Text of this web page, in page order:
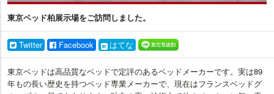
東京ベッド柏展示場をご訪問しました。
Twitter Facebook はてな
東京ベッドは高品質なベッドで定評のあるベッドメーカーです。実は89
年もの長い歴史を持つベッド専業メーカーで、現在はフランスベッドグ